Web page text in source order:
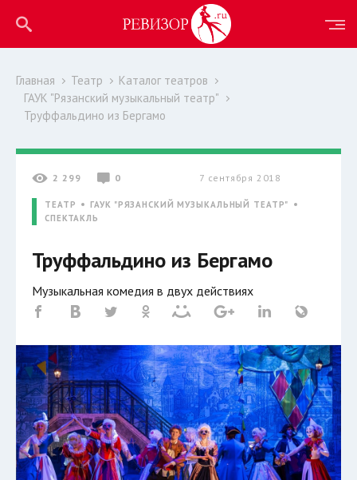
Главная Театр
Каталог театров
ГАУК "Рязанский музыкальный театр"
Труффальдино из Бергамо
2 299 0 7 сентября 2018
ТЕАТР
ГАУК "РЯЗАНСКИЙ МУЗЫКАЛЬНЫЙ ТЕАТР"
СПЕКТАКЛЬ
Труффальдино из Бергамо
Музыкальная комедия в двух действиях